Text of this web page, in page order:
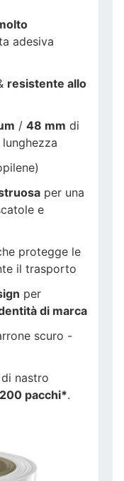
adesiva
resistente allo
/ 48 mm di
per una
e
protegge le
il trasporto
per
di marca
scuro -
di nastro
pacchi*.